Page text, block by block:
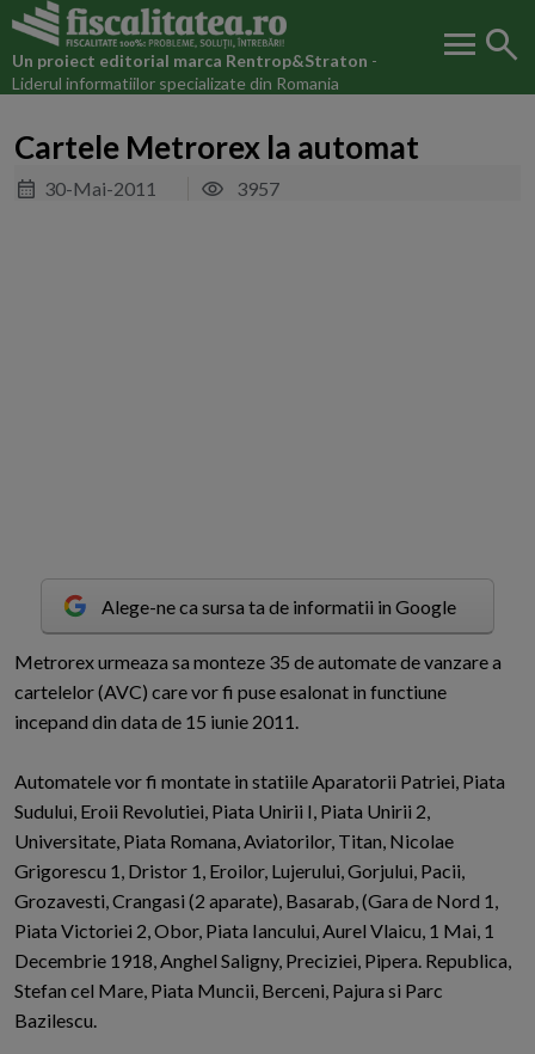
Un proiect editorial marca Rentrop&Straton -
Liderul informatiilor specializate din Romania
menu search
Cartele Metrorex la automat
30-Mai-2011 3957
Alege-ne ca sursa ta de informatii in Google
Metrorex urmeaza sa monteze 35 de automate de vanzare a
cartelelor (AVC) care vor fi puse esalonat in functiune
incepand din data de 15 iunie 2011.
Automatele vor fi montate in statiile Aparatorii Patriei, Piata
Sudului, Eroii Revolutiei, Piata Unirii I, Piata Unirii 2,
Universitate, Piata Romana, Aviatorilor, Titan, Nicolae
Grigorescu 1, Dristor 1, Eroilor, Lujerului, Gorjului, Pacii,
Grozavesti, Crangasi (2 aparate), Basarab, (Gara de Nord 1,
Piata Victoriei 2, Obor, Piata Iancului, Aurel Vlaicu, 1 Mai, 1
Decembrie 1918, Anghel Saligny, Preciziei, Pipera. Republica,
Stefan cel Mare, Piata Muncii, Berceni, Pajura si Parc
Bazilescu.